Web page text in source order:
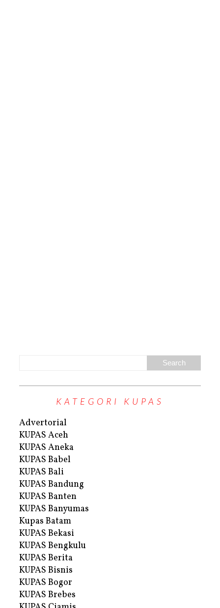
KATEGORI KUPAS
Advertorial
KUPAS Aceh
KUPAS Aneka
KUPAS Babel
KUPAS Bali
KUPAS Bandung
KUPAS Banten
KUPAS Banyumas
Kupas Batam
KUPAS Bekasi
KUPAS Bengkulu
KUPAS Berita
KUPAS Bisnis
KUPAS Bogor
KUPAS Brebes